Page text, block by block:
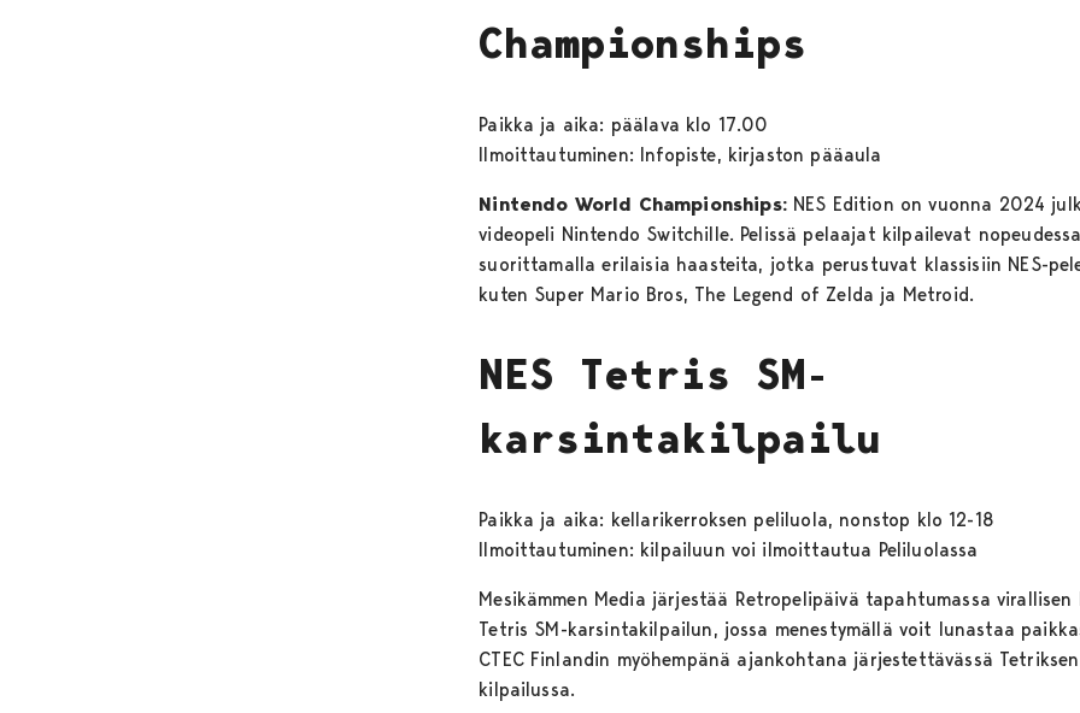
Championships
Paikka ja aika: päälava klo 17.00
Ilmoittautuminen: Infopiste, kirjaston pääaula
Nintendo World Championships:NES Edition on vuonna 2024
videopeli Nintendo Switchille. Pelissä pelaajat kilpailevat nopeudessa
suorittamalla erilaisia haasteita, jotka perustuvat klassisiin NES-
kuten Super Mario Bros, The Legend of Zelda ja Metroid.
NES Tetris SM-
karsintakilpailu
Paikka ja aika: kellarikerroksen peliluola, nonstop klo 12-18
Ilmoittautuminen: kilpailuun voi ilmoittautua Peliluolassa
Mesikämmen Media järjestää Retropelipäivä tapahtumassa virallisen
Tetris SM-karsintakilpailun, jossa menestymällä voit lunastaa
CTEC Finlandin myöhempänä ajankohtana järjestettävässä
kilpailussa.